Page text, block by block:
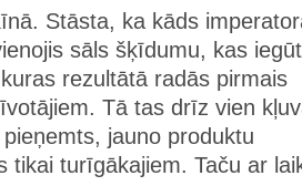
Stāsta, ka kāds
sāls šķīdumu, kas
rezultātā radās pirmais
Tā tas drīz vien
jauno produktu
tikai turīgākajiem. Taču ar